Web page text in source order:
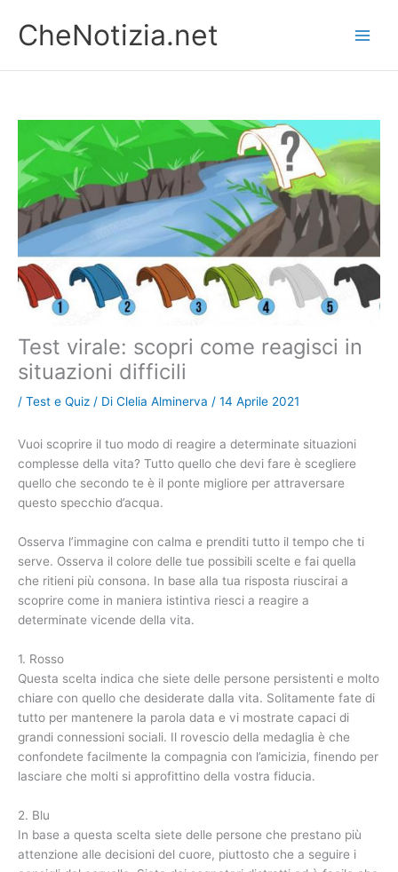
contenuto
CheNotizia.net
Test virale: scopri come reagisci in
situazioni difficili
/ Test e Quiz / Di Clelia Alminerva / 14 Aprile 2021
Vuoi scoprire il tuo modo di reagire a determinate situazioni
complesse della vita? Tutto quello che devi fare è scegliere
quello che secondo te è il ponte migliore per attraversare
questo specchio d’acqua.
Osserva l’immagine con calma e prenditi tutto il tempo che ti
serve. Osserva il colore delle tue possibili scelte e fai quella
che ritieni più consona. In base alla tua risposta riuscirai a
scoprire come in maniera istintiva riesci a reagire a
determinate vicende della vita.
1. Rosso
Questa scelta indica che siete delle persone persistenti e molto
chiare con quello che desiderate dalla vita. Solitamente fate di
tutto per mantenere la parola data e vi mostrate capaci di
grandi connessioni sociali. Il rovescio della medaglia è che
confondete facilmente la compagnia con l’amicizia, finendo per
lasciare che molti si approfittino della vostra fiducia.
2. Blu
In base a questa scelta siete delle persone che prestano più
attenzione alle decisioni del cuore, piuttosto che a seguire i